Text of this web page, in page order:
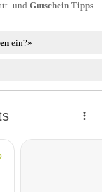
und Gutschein Tipps
ein?»